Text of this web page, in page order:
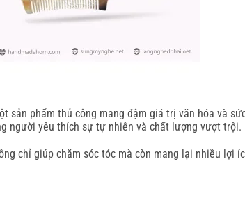
sản phẩm thủ công mang đậm giá trị văn hóa và
người yêu thích sự tự nhiên và chất lượng vượt trội.
chỉ giúp chăm sóc tóc mà còn mang lại nhiều lợi